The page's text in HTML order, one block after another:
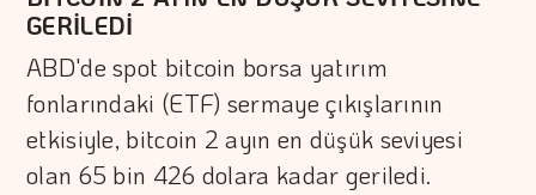
GERİLEDİ
ABD'de spot bitcoin borsa yatırım
fonlarındaki (ETF) sermaye çıkışlarının
etkisiyle, bitcoin 2 ayın en düşük seviyesi
olan 65 bin 426 dolara kadar geriledi.